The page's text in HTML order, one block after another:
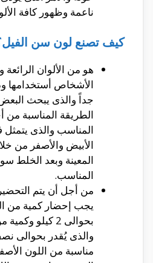
ناعمة وظهور كافة
كيف تصنع لون سن
هو من الألوان
الأشخاص أستخدامها
جداً والذى يبحث
الطريقة المناسبة
المناسب والذى
الأبيض والأصفر من
المعينة وبعد
المناسب.
من أجل أن يتم
يجب إحضار كمية من
بحوالى 2 كيلو
والذى يُقدر بحوالى
مناسبة من اللون